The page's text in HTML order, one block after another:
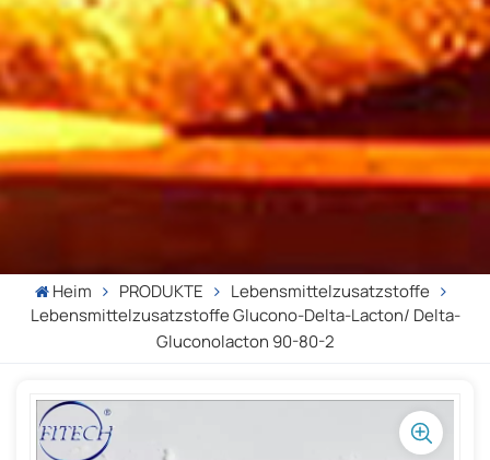
Heim PRODUKTE
Lebensmittelzusatzstoffe
Lebensmittelzusatzstoffe Glucono-Delta-Lacton/ Delta-
Gluconolacton 90-80-2